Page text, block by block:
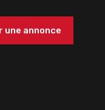
une annonce